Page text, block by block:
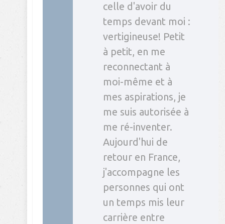
celle d'avoir du
temps devant moi :
vertigineuse! Petit
à petit, en me
reconnectant à
moi-même et à
mes aspirations, je
me suis autorisée à
me ré-inventer.
Aujourd'hui de
retour en France,
j'accompagne les
personnes qui ont
un temps mis leur
carrière entre